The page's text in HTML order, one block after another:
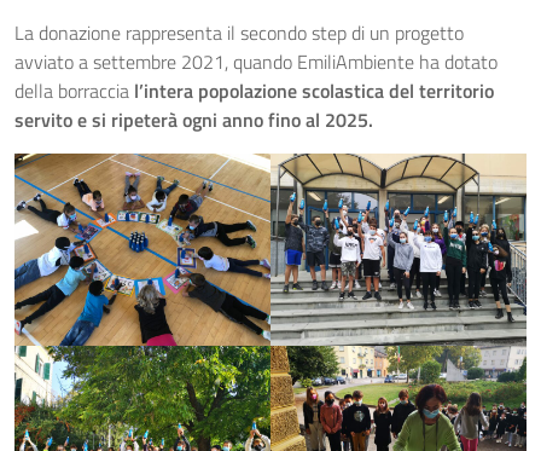
La donazione rappresenta il secondo step di un progetto
avviato a settembre 2021, quando EmiliAmbiente ha dotato
della borraccia l’intera popolazione scolastica del territorio
servito e si ripeterà ogni anno fino al 2025.